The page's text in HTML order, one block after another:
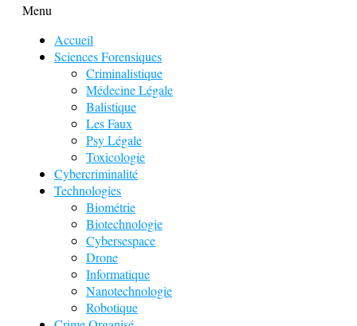
Menu
Accueil
Sciences Forensiques
Criminalistique
Médecine Légale
Balistique
Les Faux
Psy Légale
Toxicologie
Cybercriminalité
Technologies
Biométrie
Biotechnologie
Cybersespace
Drone
Informatique
Nanotechnologie
Robotique